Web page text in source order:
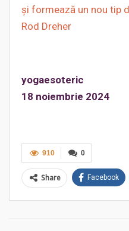
și formează un nou tip
Rod Dreher
yogaesoteric
18 noiembrie 2024
0
910
Share Facebook